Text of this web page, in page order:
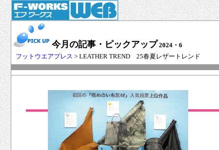
今月の記事・ピックアップ 2024・6
フットウエアプレス > LEATHER TREND 25春夏レザートレンド